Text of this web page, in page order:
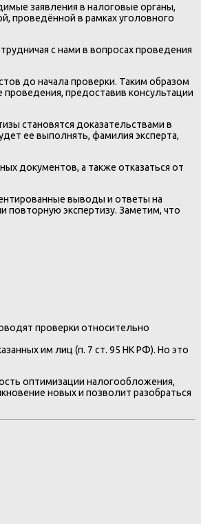
заявления в налоговые органы,
проведённой в рамках уголовного
с нами в вопросах проведения
до начала проверки. Таким образом
предоставив консультации
становятся доказательствами в
ее выполнять, фамилия эксперта,
документов, а также отказаться от
выводы и ответы на
повторную экспертизу. Заметим, что
проверки относительно
им лиц (п. 7 ст. 95 НК РФ). Но это
оптимизации налогообложения,
новых и позволит разобраться